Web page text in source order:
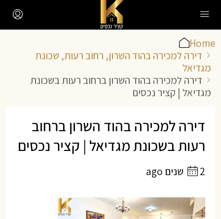
Home
דירה למכירה בהוד השרון, רחוב רעות, שכונת
מגדיאל
דירה למכירה בהוד השרון ברחוב רעות בשכונת
מגדיאל | קציר נכסים
דירה למכירה בהוד השרון ברחוב
רעות בשכונת מגדיאל | קציר נכסים
2 שנים ago